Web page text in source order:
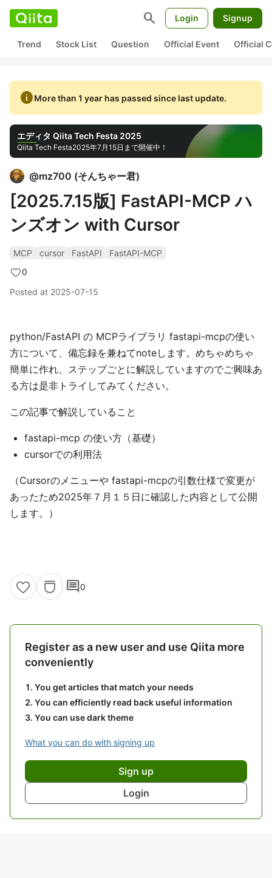
search Login Signup
Trend Stock List Question Official Event Official
infoMore than 1 year has passed since last update.
エディタ Qiita Tech Festa 2025
Qiita Tech Festa2025年7月15日まで開催中！
@mz700 (そんちゃー君)
[2025.7.15版] FastAPI-MCP ハ
ンズオン with Cursor
MCP cursor FastAPI
FastAPI-MCP
0
Posted at 2025-07-15
python/FastAPI の MCPライブラリ fastapi-mcpの使い
方について、備忘録を兼ねてnoteします。めちゃめちゃ
簡単に作れ、ステップごとに解説していますのでご興味あ
る方は是非トライしてみてください。
この記事で解説していること
fastapi-mcp の使い方（基礎）
cursorでの利用法
（Cursorのメニューや fastapi-mcpの引数仕様で変更が
あったため2025年７月１５日に確認した内容として公開
します。）
comment0
Register as a new user and use Qiita more
conveniently
You get articles that match your needs
You can efficiently read back useful information
You can use dark theme
What you can do with signing up
Sign up
Login